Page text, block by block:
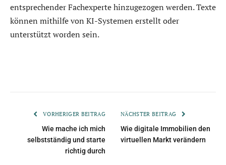
entsprechender Fachexperte hinzugezogen werden. Texte
können mithilfe von KI-Systemen erstellt oder
unterstützt worden sein.
VORHERIGER BEITRAG
Wie mache ich mich
selbstständig und starte
richtig durch
NÄCHSTER BEITRAG
Wie digitale Immobilien den
virtuellen Markt verändern